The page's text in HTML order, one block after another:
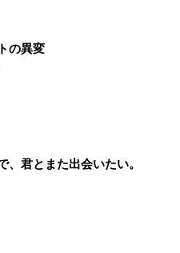
の異変
、君とまた出会いたい。